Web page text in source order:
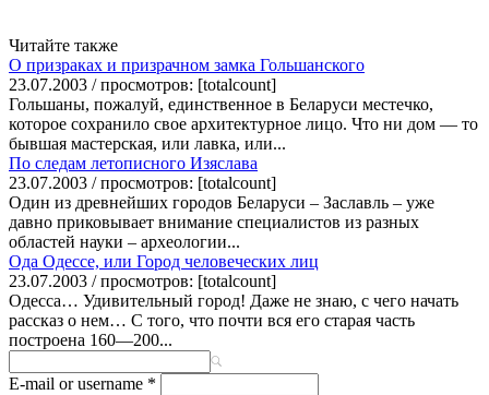
Читайте также
О призраках и призрачном замка Гольшанского
23.07.2003 / просмотров: [totalcount]
Гольшаны, пожалуй, единственное в Беларуси местечко,
которое сохранило свое архитектурное лицо. Что ни дом — то
бывшая мастерская, или лавка, или...
По следам летописного Изяслава
23.07.2003 / просмотров: [totalcount]
Один из древнейших городов Беларуси – Заславль – уже
давно приковывает внимание специалистов из разных
областей науки – археологии...
Ода Одессе, или Город человеческих лиц
23.07.2003 / просмотров: [totalcount]
Одесса… Удивительный город! Даже не знаю, с чего начать
рассказ о нем… С того, что почти вся его старая часть
построена 160—200...
E-mail or username *